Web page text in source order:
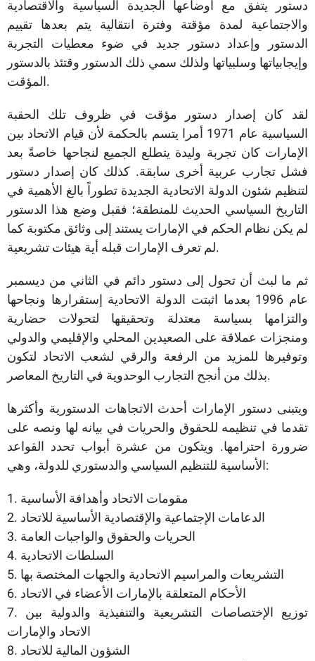
دستور يتفق مع أوضاعها الجديدة السياسية والاقتصادية
والاجتماعية لمدة مؤقتة وفترة انتقالية يتم بعدها تقييم
الدستور وإعداد دستور جديد في ضوء معطيات التجربة
وإيجابياتها وسلبياتها ولذلك سمي ذلك الدستور وقتئذ بالدستور
المؤقت.
لقد كان إصدار دستور مؤقت في ظروف تلك الحقبة
السياسية عام 1971 أمرا يتسم بالحكمة لأن قيام الاتحاد بين
الإمارات كان تجربة وليدة يتطلع الجميع لنجاحها خاصةً بعد
فشل تجارب عربية أخرى سابقة. كذلك كان إصدار دستور
لتنظيم شئون الدولة الاتحادية الجديدة تطوراً بالغ الأهمية في
التاريخ السياسي الحديث للمنطقة؛ فقبل وضع هذا الدستور
لم يكن نظام الحكم في الإمارات يستند إلى وثائق مكتوبة كما
لم تعرف الإمارات قبله أية هيئات تشريعية.
ثم ما لبث أن تحول إلى دستور دائم في الثاني من ديسمبر
عام 1996 بعدما اثبتت الدولة الاتحادية إستقرارها ونجاحها
والتزامها بسياسة معتدلة وتحقيقها لتحولات حضارية
ومنجزات عملاقة على الصعيدين المحلي والإقليمي والدولي
وتوفيرها للمزيد من الرفعة والرقي لشعب الاتحاد لتكون
بذلك من أنجح التجارب الوحدوية في التاريخ المعاصر.
ويتبنى دستور الإمارات أحدث الاتجاهات الدستورية وأكثرها
تقدما في تنظيمه للحقوق والحريات في بيانه لها ونصه على
ضرورة احترامها. ويتكون من عشرة أبواب تحدد القواعد
الأساسية للتنظيم السياسي والدستوري للدولة، وهي:
1. مقومات الاتحاد وأهدافة الأساسية
2. الدعامات الإجتماعية والإقتصادية الأساسية للاتحاد
3. الحريات والحقوق والواجبات العامة
4. السلطات الاتحادية
5. التشريعات والمراسيم الاتحادية والجهات المختصة بها
6. الأحكام المتعلقة بالإمارات الأعضاء في الاتحاد
7. توزيع الإختصاصات التشريعية والتنفيذية والدولية بين
الاتحاد والإمارات
8. الشؤون المالية للاتحاد